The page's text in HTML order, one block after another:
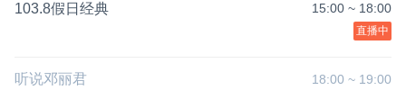
103.8假日经典 15:00 ~ 18:00
直播中
听说邓丽君 18:00 ~ 19:00